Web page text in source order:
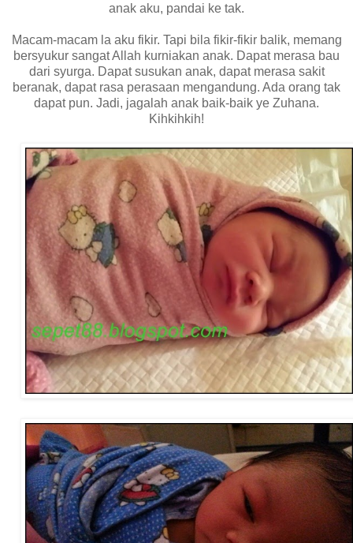
anak aku, pandai ke tak.
Macam-macam la aku fikir. Tapi bila fikir-fikir balik, memang
bersyukur sangat Allah kurniakan anak. Dapat merasa bau
dari syurga. Dapat susukan anak, dapat merasa sakit
beranak, dapat rasa perasaan mengandung. Ada orang tak
dapat pun. Jadi, jagalah anak baik-baik ye Zuhana.
Kihkihkih!